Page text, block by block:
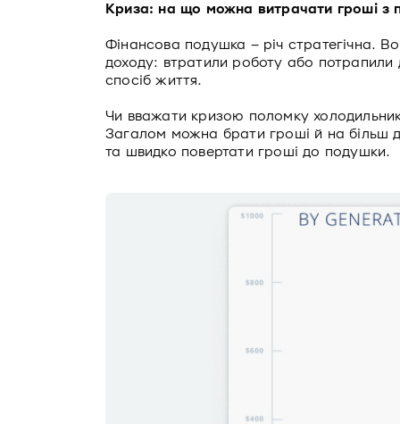
Криза: на що можна витрачати гроші з
Фінансова подушка – річ стратегічна.
доходу: втратили роботу або потрапили
спосіб життя.
Чи вважати кризою поломку
Загалом можна брати гроші й на більш
та швидко повертати гроші до подушки.